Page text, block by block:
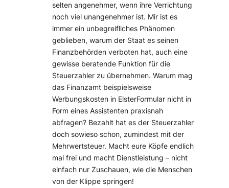
selten angenehmer, wenn ihre Verrichtung
noch viel unangenehmer ist. Mir ist es
immer ein unbegreifliches Phänomen
geblieben, warum der Staat es seinen
Finanzbehörden verboten hat, auch eine
gewisse beratende Funktion für die
Steuerzahler zu übernehmen. Warum mag
das Finanzamt beispielsweise
Werbungskosten in ElsterFormular nicht in
Form eines Assistenten praxisnah
abfragen? Bezahlt hat es der Steuerzahler
doch sowieso schon, zumindest mit der
Mehrwertsteuer. Macht eure Köpfe endlich
mal frei und macht Dienstleistung – nicht
einfach nur Zuschauen, wie die Menschen
von der Klippe springen!